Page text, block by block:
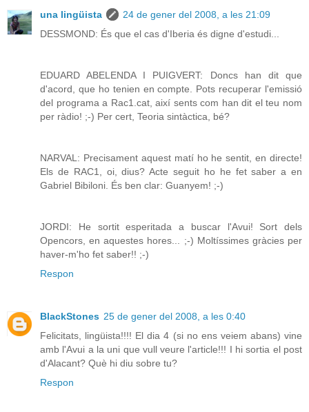
una lingüista
24 de gener del 2008, a les 21:09
DESSMOND: És que el cas d'Iberia és digne d'estudi...
EDUARD ABELENDA I PUIGVERT: Doncs han dit que
d'acord, que ho tenien en compte. Pots recuperar l'emissió
del programa a Rac1.cat, així sents com han dit el teu nom
per ràdio! ;-) Per cert, Teoria sintàctica, bé?
NARVAL: Precisament aquest matí ho he sentit, en directe!
Els de RAC1, oi, dius? Acte seguit ho he fet saber a en
Gabriel Bibiloni. És ben clar: Guanyem! ;-)
JORDI: He sortit esperitada a buscar l'Avui! Sort dels
Opencors, en aquestes hores... ;-) Moltíssimes gràcies per
haver-m'ho fet saber!! ;-)
Respon
BlackStones 25 de gener del 2008, a les 0:40
Felicitats, lingüista!!!! El dia 4 (si no ens veiem abans) vine
amb l'Avui a la uni que vull veure l'article!!! I hi sortia el post
d'Alacant? Què hi diu sobre tu?
Respon